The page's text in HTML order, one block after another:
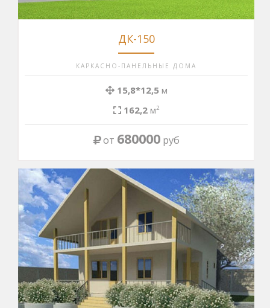
ДК-150
КАРКАСНО-ПАНЕЛЬНЫЕ ДОМА
15,8*12,5м
162,2 м2
от 680000руб